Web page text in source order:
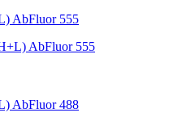
AbFluor 555
AbFluor 488